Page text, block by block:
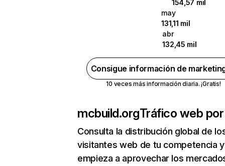
154,57 mil
may
131,11 mil
abr
132,45 mil
Consigue información de
10 veces más información diaria. ¡Gratis!
mcbuild.orgTráfico web
Consulta la distribución global de
visitantes web de tu competencia y
empieza a aprovechar los